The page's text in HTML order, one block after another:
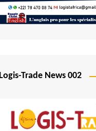
Trade News 002